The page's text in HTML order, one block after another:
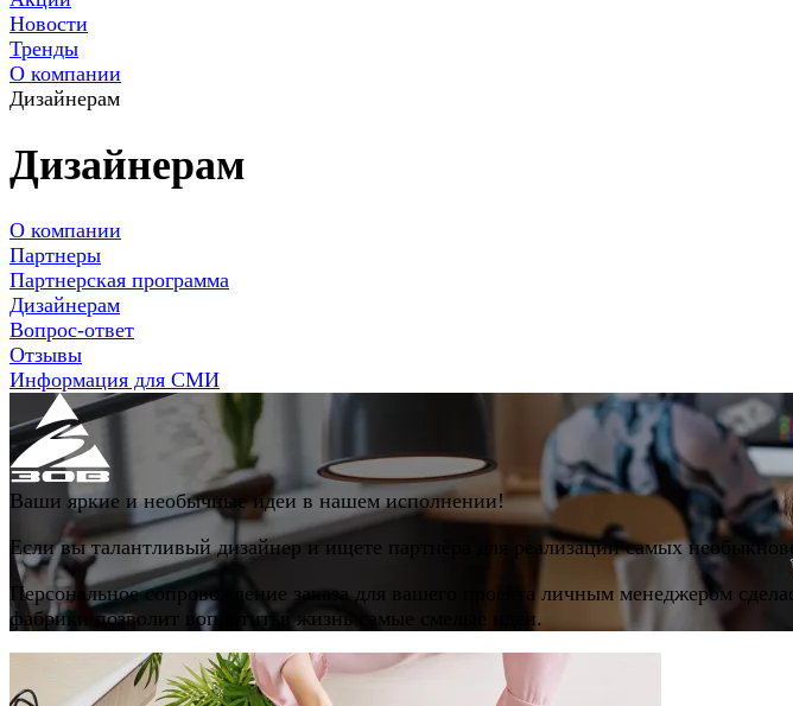
Новости
Тренды
О компании
Дизайнерам
Дизайнерам
О компании
Партнеры
Партнерская программа
Дизайнерам
Вопрос-ответ
Отзывы
Информация для СМИ
Ваши яркие и необычные идеи в нашем исполнении!
Если вы талантливый дизайнер и ищете партнёра для реализации самых
Персональное сопровождение заказа для вашего проекта личным менеджером
фабрики позволит воплотитьв жизнь самые смелые идеи.